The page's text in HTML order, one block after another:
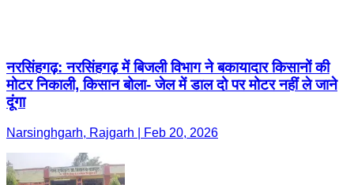
नरसिंहगढ़: नरसिंहगढ़ में बिजली विभाग ने बकायादार किसानों की
मोटर निकाली, किसान बोला- जेल में डाल दो पर मोटर नहीं ले जाने
दूंगा
Narsinghgarh, Rajgarh | Feb 20, 2026